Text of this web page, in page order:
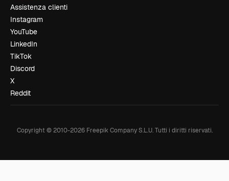
Assistenza clienti
Instagram
YouTube
LinkedIn
TikTok
Discord
X
Reddit
Copyright © 2010-2026Freepik Company S.L.U. Tutti i diritti riservati.